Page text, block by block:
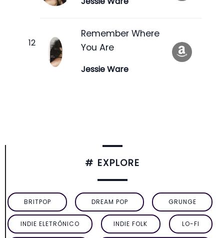
Remember Where
You Are
Jessie Ware
# EXPLORE
BRITPOP DREAM POP GRUNGE
INDIE ELETRÔNICO INDIE FOLK LO-FI